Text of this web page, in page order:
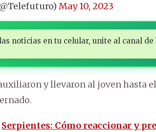
May 10, 2023
noticias en tu celular, unite al canal de
y llevaron al joven hasta
Serpientes: Cómo reaccionar y